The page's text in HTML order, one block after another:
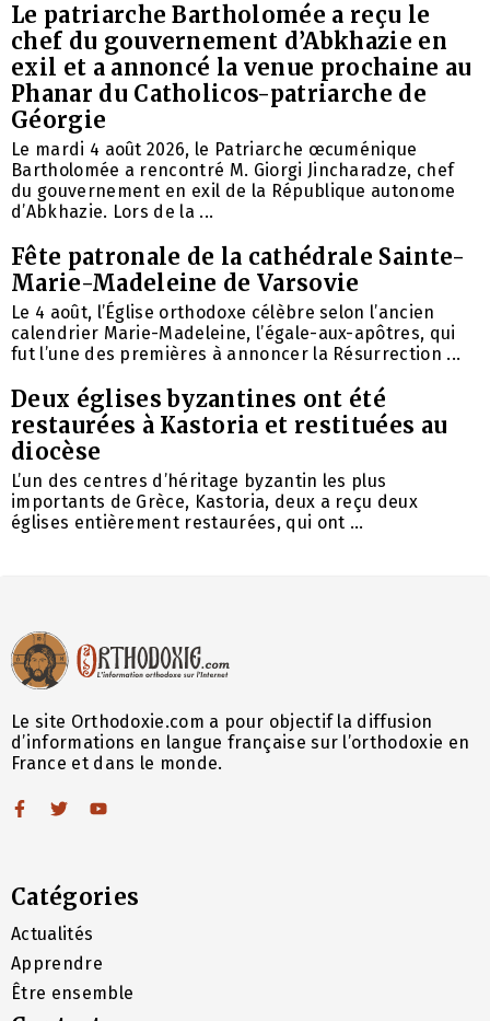
Le patriarche Bartholomée a reçu le
chef du gouvernement d’Abkhazie en
exil et a annoncé la venue prochaine au
Phanar du Catholicos-patriarche de
Géorgie
Le mardi 4 août 2026, le Patriarche œcuménique
Bartholomée a rencontré M. Giorgi Jincharadze, chef
du gouvernement en exil de la République autonome
d’Abkhazie. Lors de la ...
Fête patronale de la cathédrale Sainte-
Marie-Madeleine de Varsovie
Le 4 août, l’Église orthodoxe célèbre selon l’ancien
calendrier Marie-Madeleine, l’égale-aux-apôtres, qui
fut l’une des premières à annoncer la Résurrection ...
Deux églises byzantines ont été
restaurées à Kastoria et restituées au
diocèse
L’un des centres d’héritage byzantin les plus
importants de Grèce, Kastoria, deux a reçu deux
églises entièrement restaurées, qui ont ...
Le site Orthodoxie.com a pour objectif la diffusion
d’informations en langue française sur l’orthodoxie en
France et dans le monde.
Catégories
Actualités
Apprendre
Être ensemble